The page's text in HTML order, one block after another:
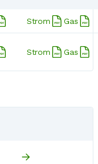
Strom Gas
Strom Gas